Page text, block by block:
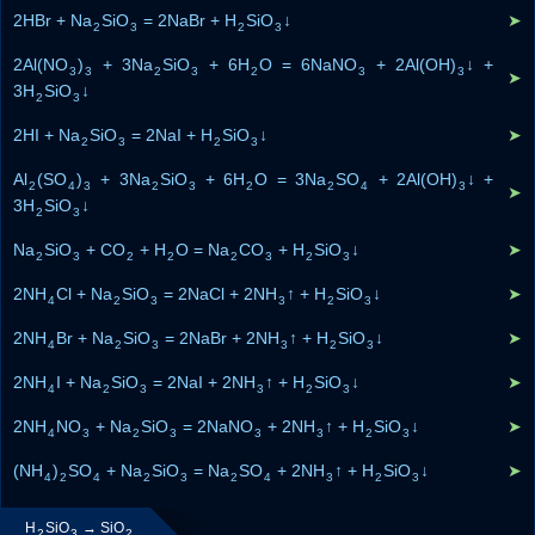
2HBr + Na2SiO3 = 2NaBr + H2SiO3 ↓ ➤
2Al(NO3)3 + 3Na2SiO3 + 6H2O = 6NaNO3 + 2Al(OH)3 ↓ +
3H2SiO3 ↓
➤
2HI + Na2SiO3 = 2NaI + H2SiO3 ↓ ➤
Al2 (SO4)3 + 3Na2SiO3 + 6H 2 O = 3Na2SO4 + 2Al(OH)3 ↓ +
3H2SiO3 ↓
➤
Na2SiO3 + CO2 + H2O = Na2CO3 + H2SiO3 ↓ ➤
2NH4Cl + Na2SiO3 = 2NaCl + 2NH3 ↑ + H2SiO3 ↓ ➤
2NH4Br + Na2SiO3 = 2NaBr + 2NH3 ↑ + H2SiO3 ↓ ➤
2NH4I + Na2SiO3 = 2NaI + 2NH3 ↑ + H2SiO3 ↓ ➤
2NH4NO3 + Na2SiO3 = 2NaNO3 + 2NH3 ↑ + H2SiO3 ↓ ➤
(NH4)2SO4 + Na2SiO3 = Na2SO4 + 2NH3 ↑ + H2SiO3 ↓ ➤
H SiO → SiO